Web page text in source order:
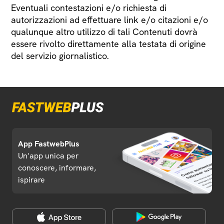
Eventuali contestazioni e/o richiesta di
autorizzazioni ad effettuare link e/o citazioni e/o
qualunque altro utilizzo di tali Contenuti dovrà
essere rivolto direttamente alla testata di origine
del servizio giornalistico.
App FastwebPlus
Un'app unica per
conoscere, informare,
ispirare